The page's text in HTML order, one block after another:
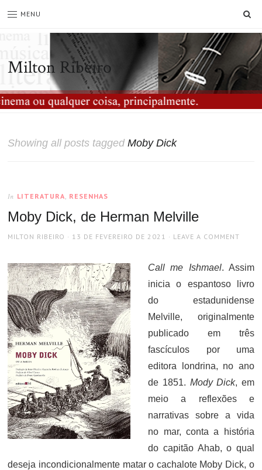
MENU
Milton Ribeiro
Showing all posts taggedMoby Dick
In LITERATURA, RESENHAS
Moby Dick, de Herman Melville
AUTHOR
MILTON RIBEIRO
POSTED
13 DE FEVEREIRO DE 2021 LEAVE A COMMENT
Call me Ishmael. Assim
inicia o espantoso livro
do estadunidense
Melville, originalmente
publicado em três
fascículos por uma
editora londrina, no ano
de 1851. Mody Dick, em
meio a reflexões e
narrativas sobre a vida
no mar, conta a história
do capitão Ahab, o qual
deseja incondicionalmente matar o cachalote Moby Dick, o